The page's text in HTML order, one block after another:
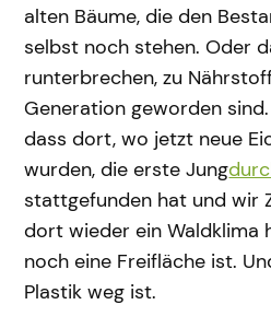
alten Bäume, die den
selbst noch stehen. Oder
runterbrechen, zu
Generation geworden
dass dort, wo jetzt neue
wurden, die erste Jung
stattgefunden hat und wir
dort wieder ein Waldklima
noch eine Freifläche ist.
Plastik weg ist.